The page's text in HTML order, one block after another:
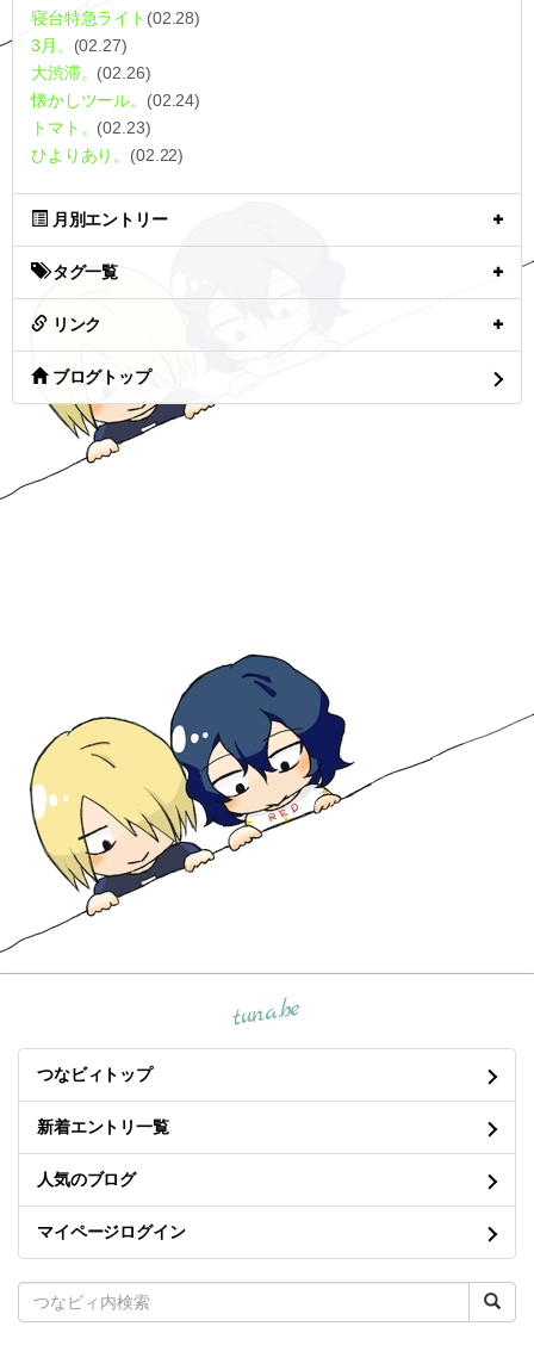
寝台特急ライト (02.28)
3月。 (02.27)
大渋滞。 (02.26)
懐かしツール。 (02.24)
トマト。 (02.23)
ひよりあり。 (02.22)
月別エントリー
タグ一覧
リンク
ブログトップ
tuna.be
つなビィトップ
新着エントリ一覧
人気のブログ
マイページログイン